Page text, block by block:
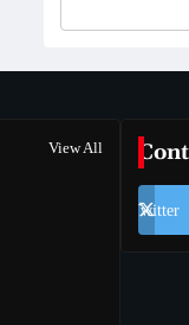
View All
Twitter